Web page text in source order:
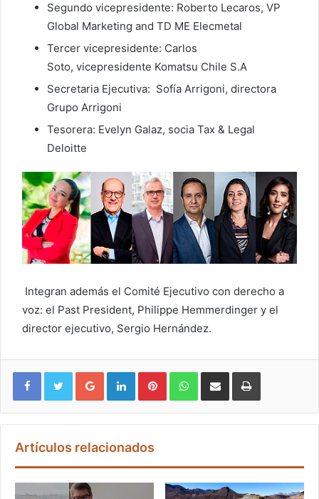
Segundo vicepresidente: Roberto Lecaros, VP
Global Marketing and TD ME Elecmetal
Tercer vicepresidente: Carlos
Soto, vicepresidente Komatsu Chile S.A
Secretaria Ejecutiva: Sofía Arrigoni, directora
Grupo Arrigoni
Tesorera: Evelyn Galaz, socia Tax & Legal
Deloitte
Integran además el Comité Ejecutivo con derecho a
voz: el Past President, Philippe Hemmerdinger y el
director ejecutivo, Sergio Hernández.
Google+ LinkedIn Pinterest WhatsApp
Artículos relacionados